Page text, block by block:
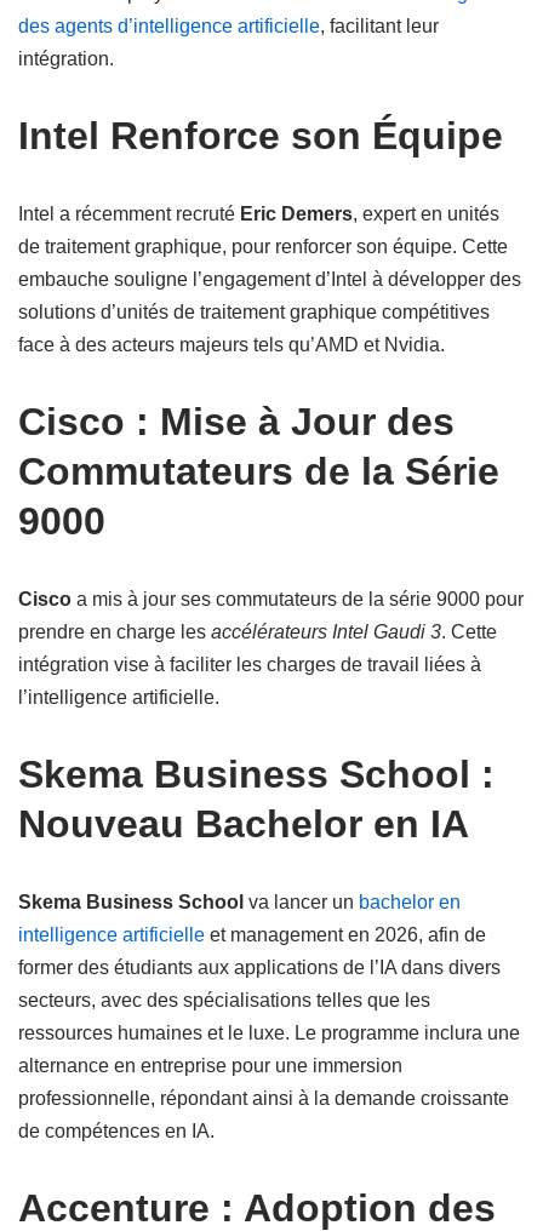
des agents d’intelligence artificielle, facilitant leur
intégration.
Intel Renforce son Équipe
Intel a récemment recruté Eric Demers, expert en unités
de traitement graphique, pour renforcer son équipe. Cette
embauche souligne l’engagement d’Intel à développer des
solutions d’unités de traitement graphique compétitives
face à des acteurs majeurs tels qu’AMD et Nvidia.
Cisco : Mise à Jour des
Commutateurs de la Série
9000
Cisco a mis à jour ses commutateurs de la série 9000 pour
prendre en charge les accélérateurs Intel Gaudi 3. Cette
intégration vise à faciliter les charges de travail liées à
l’intelligence artificielle.
Skema Business School :
Nouveau Bachelor en IA
Skema Business School va lancer un bachelor en
intelligence artificielle et management en 2026, afin de
former des étudiants aux applications de l’IA dans divers
secteurs, avec des spécialisations telles que les
ressources humaines et le luxe. Le programme inclura une
alternance en entreprise pour une immersion
professionnelle, répondant ainsi à la demande croissante
de compétences en IA.
Accenture : Adoption des